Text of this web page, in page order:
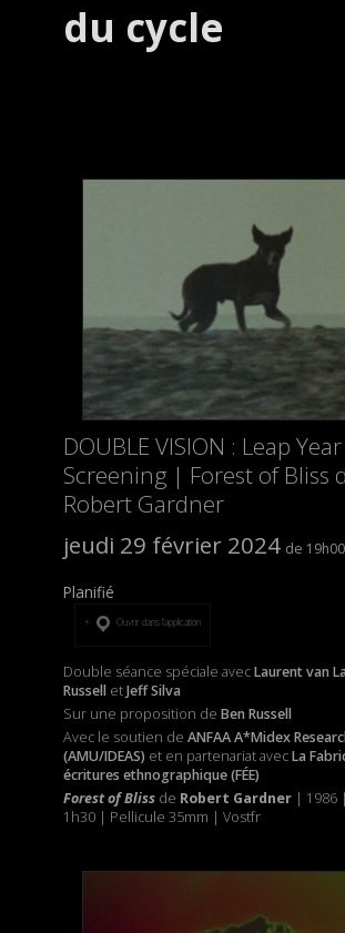
du cycle
DOUBLE VISION : Leap Year
Screening | Forest of Bliss
Robert Gardner
jeudi 29 février 2024
19h00
Planifié
Ouvrir dans l’application
Double séance spéciale avecLaurent van
RusselletJeff Silva
Sur une proposition de Ben Russell
Avec le soutien de ANFAA A*Midex
(AMU/IDEAS) et en partenariat avecLa
écritures ethnographique (FÉE)
Forest of Blissde Robert Gardner | 1986
1h30 | Pellicule 35mm | Vostfr